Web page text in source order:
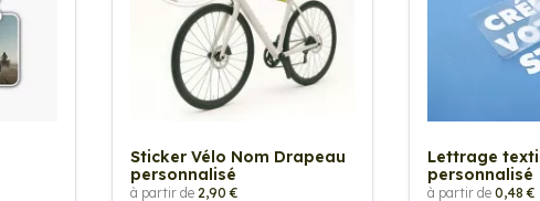
Sticker Vélo Nom Drapeau
personnalisé
à partir de 2,90 €
Lettrage
personnalisé
à partir de 0,48 €